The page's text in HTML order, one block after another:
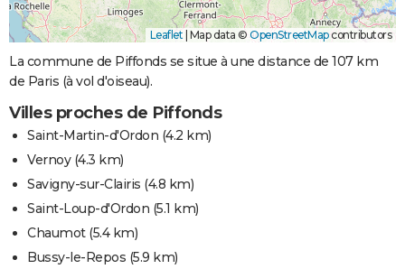
Leaflet Map data © OpenStreetMapcontributors
La commune de Piffonds se situe à une distance de 107 km
de Paris (à vol d'oiseau).
Villes proches de Piffonds
Saint-Martin-d'Ordon (4.2 km)
Vernoy(4.3 km)
Savigny-sur-Clairis (4.8 km)
Saint-Loup-d'Ordon (5.1 km)
Chaumot(5.4 km)
Bussy-le-Repos (5.9 km)